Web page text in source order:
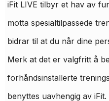
iFit LIVE tilbyr et hav av
motta spesialtilpassede
bidrar til at du når dine
Merk at det er valgfritt å
forhåndsinstallerte
benyttes uavhengig av iFit.